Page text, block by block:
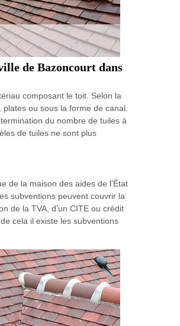
de Bazoncourt dans
composant le toit. Selon la
ou sous la forme de canal.
du nombre de tuiles à
de tuiles ne sont plus
de la maison des aides de l’État
subventions peuvent couvrir la
de la TVA, d’un CITE ou crédit
cela il existe les subventions